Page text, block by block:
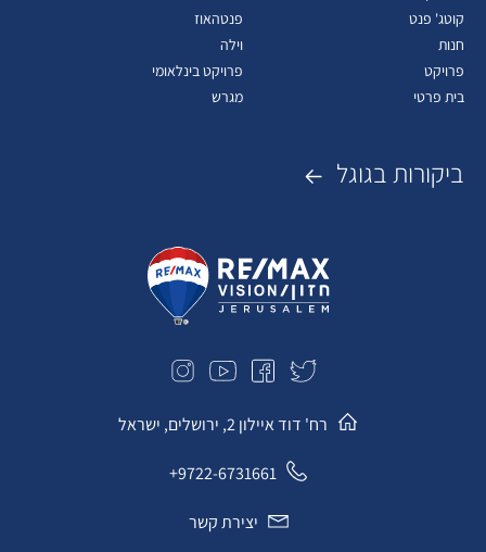
קוטג' פנט
פנטהאוז
חנות
וילה
פרויקט
פרויקט בינלאומי
בית פרטי
מגרש
ביקורות בגוגל
רח' דוד איילון 2, ירושלים, ישראל
9722-6731661+
יצירת קשר